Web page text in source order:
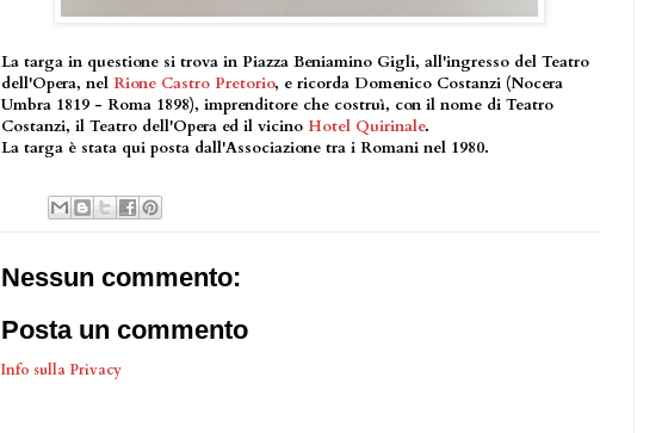
La targa in questione si trova in Piazza Beniamino Gigli, all'ingresso del Teatro
dell'Opera, nel Rione Castro Pretorio, e ricorda Domenico Costanzi (Nocera
Umbra 1819 - Roma 1898), imprenditore che costruì, con il nome di Teatro
Costanzi, il Teatro dell'Opera ed il vicino Hotel Quirinale.
La targa è stata qui posta dall'Associazione tra i Romani nel 1980.
Nessun commento:
Posta un commento
Info sulla Privacy